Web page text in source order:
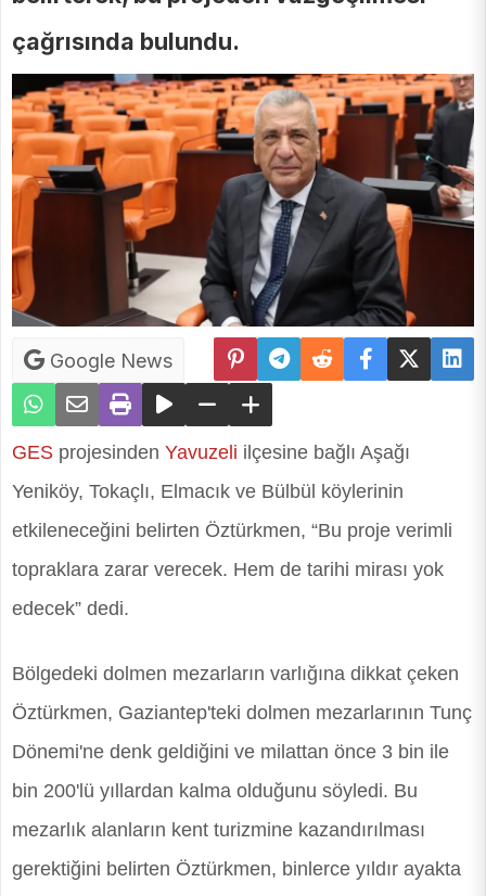
çağrısında bulundu.
Google News
GES projesinden Yavuzeli ilçesine bağlı Aşağı
Yeniköy, Tokaçlı, Elmacık ve Bülbül köylerinin
etkileneceğini belirten Öztürkmen, “Bu proje verimli
topraklara zarar verecek. Hem de tarihi mirası yok
edecek” dedi.
Bölgedeki dolmen mezarların varlığına dikkat çeken
Öztürkmen, Gaziantep'teki dolmen mezarlarının Tunç
Dönemi'ne denk geldiğini ve milattan önce 3 bin ile
bin 200'lü yıllardan kalma olduğunu söyledi. Bu
mezarlık alanların kent turizmine kazandırılması
gerektiğini belirten Öztürkmen, binlerce yıldır ayakta